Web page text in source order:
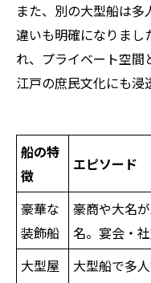
また、別の大型船は
違いも明確になりまし
れ、プライベート空間
江戸の庶民文化にも浸
船の特
徴
エピソード
豪華な
装飾船
豪商や大名
名。宴会・
大型屋
大型船で多